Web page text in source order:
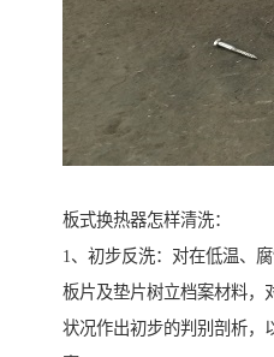
板式换热器怎样清洗：
1、初步反洗：对在低温、
板片及垫片树立档案材料，
状况作出初步的判别剖析，